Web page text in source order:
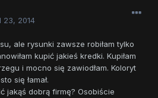
23, 2014
ale rysunki zawsze robiłam tylko
kupić jakieś kredki. Kupiłam
i mocno się zawiodłam. Koloryt
się łamał.
jakąś dobrą firmę? Osobiście